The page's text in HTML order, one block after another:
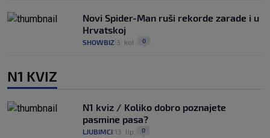
Novi Spider-Man ruši rekorde zarade i u
Hrvatskoj
SHOWBIZ 3. kol. 0
N1 KVIZ
N1 kviz / Koliko dobro poznajete
pasmine pasa?
LJUBIMCI 13. lip. 0